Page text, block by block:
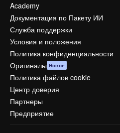
Academy
Документация по Пакету ИИ
Служба поддержки
Условия и положения
Политика конфиденциальности
Оригиналы Новое
Политика файлов cookie
Центр доверия
Партнеры
Предприятие